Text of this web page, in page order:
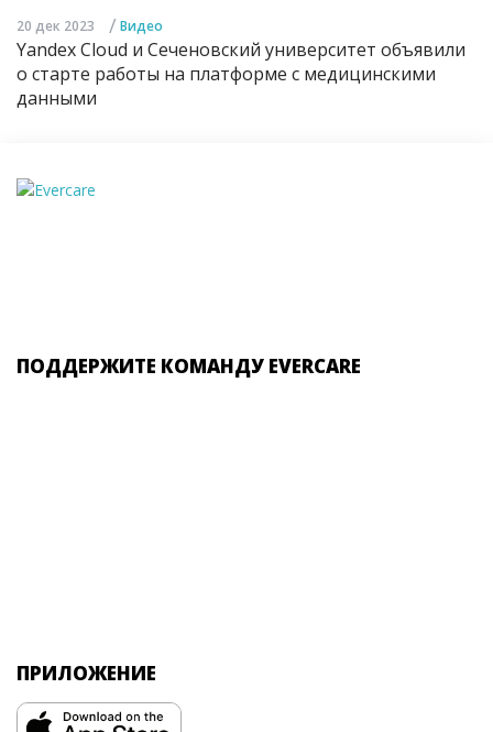
20 дек 2023 / Видео
Yandex Cloud и Сеченовский университет объявили
о старте работы на платформе с медицинскими
данными
ПОДДЕРЖИТЕ КОМАНДУ EVERCARE
ПРИЛОЖЕНИЕ